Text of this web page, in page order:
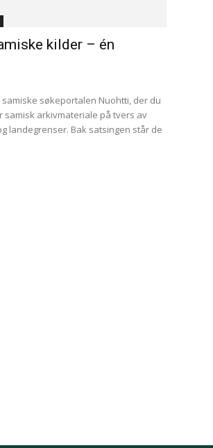
kilder – én
søkeportalen Nuohtti, der du
samisk arkivmateriale på tvers av
landegrenser. Bak satsingen står de